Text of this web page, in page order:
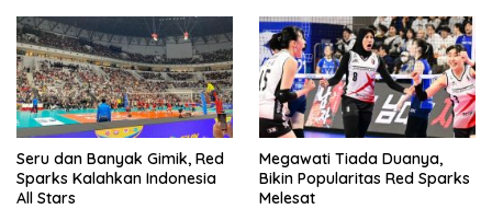
Seru dan Banyak Gimik, Red
Sparks Kalahkan Indonesia
All Stars
Megawati Tiada Duanya,
Bikin Popularitas Red Sparks
Melesat